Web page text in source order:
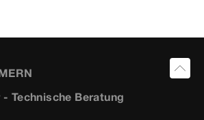
Technische Beratung